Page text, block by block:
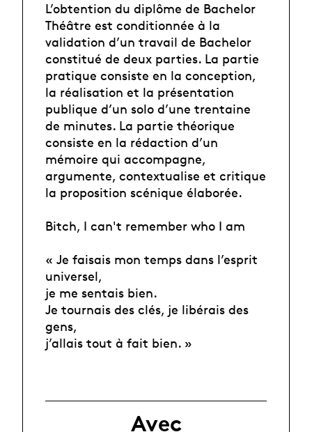
L’obtention du diplôme de Bachelor
Théâtre est conditionnée à la
validation d’un travail de Bachelor
constitué de deux parties. La partie
pratique consiste en la conception,
la réalisation et la présentation
publique d’un solo d’une trentaine
de minutes. La partie théorique
consiste en la rédaction d’un
mémoire qui accompagne,
argumente, contextualise et critique
la proposition scénique élaborée.
Bitch, I can't remember who I am
« Je faisais mon temps dans l’esprit
universel,
je me sentais bien.
Je tournais des clés, je libérais des
gens,
j’allais tout à fait bien. »
Avec